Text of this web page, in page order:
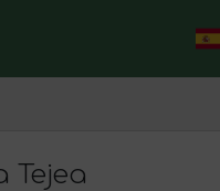
Tejea